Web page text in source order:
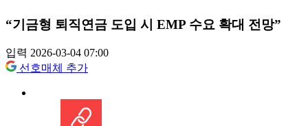
“기금형 퇴직연금 도입 시 EMP 수요 확대 전망”
입력 2026-03-04 07:00
선호매체 추가